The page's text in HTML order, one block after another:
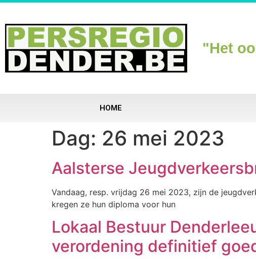
"Het
HOME
Dag: 26 mei 2023
Aalsterse
Vandaag, resp. vrijdag 26 mei 2023, zijn de
kregen ze hun diploma voor hun
Lokaal Bestuur
verordening definitief